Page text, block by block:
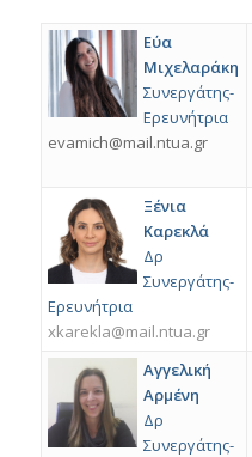
Εύα
Μιχελαράκη
Συνεργάτης-
Ερευνήτρια
evamich@mail.ntua.gr
Ξένια
Καρεκλά
Δρ
Συνεργάτης-
Ερευνήτρια
xkarekla@mail.ntua.gr
Αγγελική
Αρμένη
Δρ
Συνεργάτης-